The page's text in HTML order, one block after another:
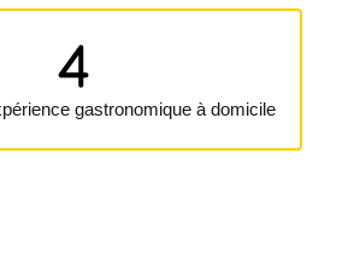
gastronomique à domicile